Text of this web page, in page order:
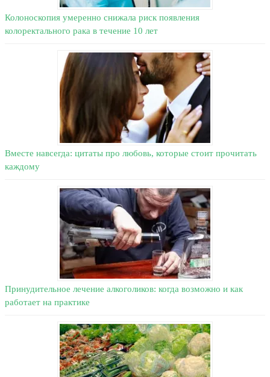
Колоноскопия умеренно снижала риск появления
колоректального рака в течение 10 лет
Вместе навсегда: цитаты про любовь, которые стоит прочитать
каждому
Принудительное лечение алкоголиков: когда возможно и как
работает на практике